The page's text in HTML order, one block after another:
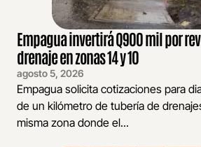
Empagua invertirá Q900 mil por
drenaje en zonas 14 y 10
agosto 5, 2026
Empagua solicita cotizaciones para
de un kilómetro de tubería de
misma zona donde el...